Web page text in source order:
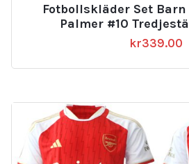
Fotbollskläder Set Barn
Palmer #10
kr339.00